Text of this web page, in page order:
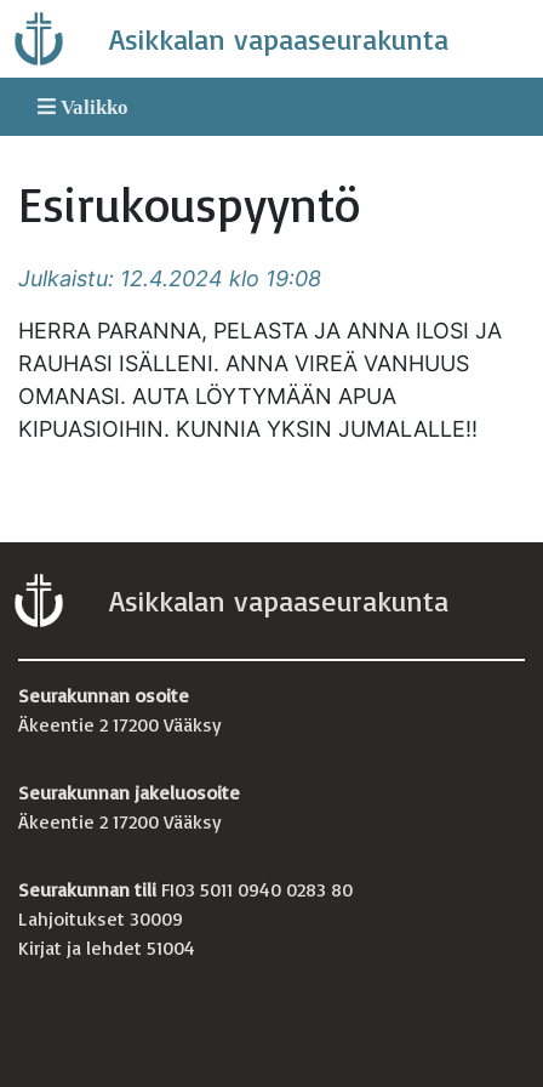
Skip
to
content
Asikkalan vapaaseurakunta
Valikko
Esirukouspyyntö
Julkaistu: 12.4.2024 klo 19:08
HERRA PARANNA, PELASTA JA ANNA ILOSI JA
RAUHASI ISÄLLENI. ANNA VIREÄ VANHUUS
OMANASI. AUTA LÖYTYMÄÄN APUA
KIPUASIOIHIN. KUNNIA YKSIN JUMALALLE!!
Asikkalan vapaaseurakunta
Seurakunnan osoite
Äkeentie 2 17200 Vääksy
Seurakunnan jakeluosoite
Äkeentie 2 17200 Vääksy
Seurakunnan tili FI03 5011 0940 0283 80
Lahjoitukset 30009
Kirjat ja lehdet 51004